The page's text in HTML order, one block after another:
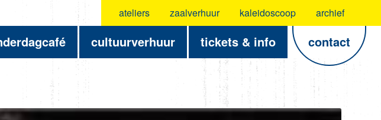
ateliers zaalverhuur kaleidoscoop archief
cultuurverhuur tickets & info contact